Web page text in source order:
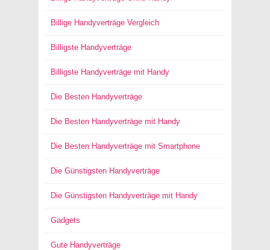
Billige Handyverträge Vergleich
Billigste Handyverträge
Billigste Handyverträge mit Handy
Die Besten Handyverträge
Die Besten Handyverträge mit Handy
Die Besten Handyverträge mit Smartphone
Die Günstigsten Handyverträge
Die Günstigsten Handyverträge mit Handy
Gadgets
Gute Handyverträge